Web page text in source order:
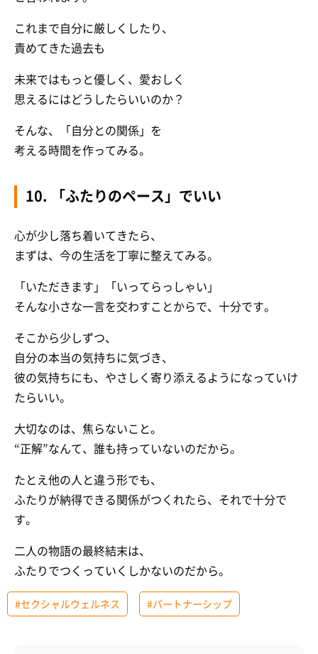
これまで自分に厳しくしたり、
責めてきた過去も
未来ではもっと優しく、愛おしく
思えるにはどうしたらいいのか？
そんな、「自分との関係」を
考える時間を作ってみる。
10. 「ふたりのペース」でいい
心が少し落ち着いてきたら、
まずは、今の生活を丁寧に整えてみる。
「いただきます」「いってらっしゃい」
そんな小さな一言を交わすことからで、十分です。
そこから少しずつ、
自分の本当の気持ちに気づき、
彼の気持ちにも、やさしく寄り添えるようになっていけ
たらいい。
大切なのは、焦らないこと。
“正解”なんて、誰も持っていないのだから。
たとえ他の人と違う形でも、
ふたりが納得できる関係がつくれたら、それで十分で
す。
二人の物語の最終結末は、
ふたりでつくっていくしかないのだから。
#セクシャルウェルネス #パートナーシップ